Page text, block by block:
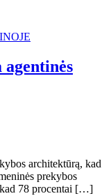
architektūrą, kad
prekybos
kad 78 procentai […]